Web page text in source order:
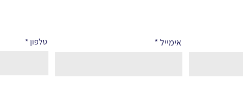
טלפון אימייל